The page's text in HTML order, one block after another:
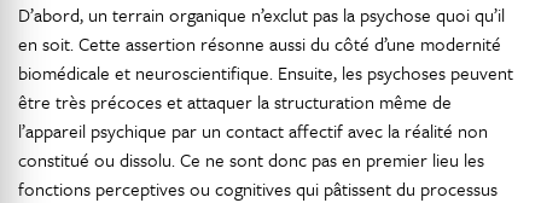
D’abord, un terrain organique n’exclut pas la psychose quoi qu’il
en soit. Cette assertion résonne aussi du côté d’une modernité
biomédicale et neuroscientifique. Ensuite, les psychoses peuvent
être très précoces et attaquer la structuration même de
l’appareil psychique par un contact affectif avec la réalité non
constitué ou dissolu. Ce ne sont donc pas en premier lieu les
fonctions perceptives ou cognitives qui pâtissent du processus